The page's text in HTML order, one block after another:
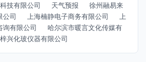
技有限公司 天气预报
徐州融易来
公司
上海楠静电子商务有限公司
上
询有限公司
哈尔滨市暖言文化传媒有
兴化玻仪器有限公司